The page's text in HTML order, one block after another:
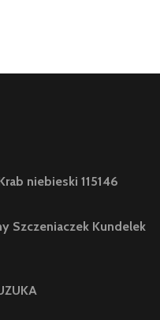
niebieski 115146
Szczeniaczek Kundelek